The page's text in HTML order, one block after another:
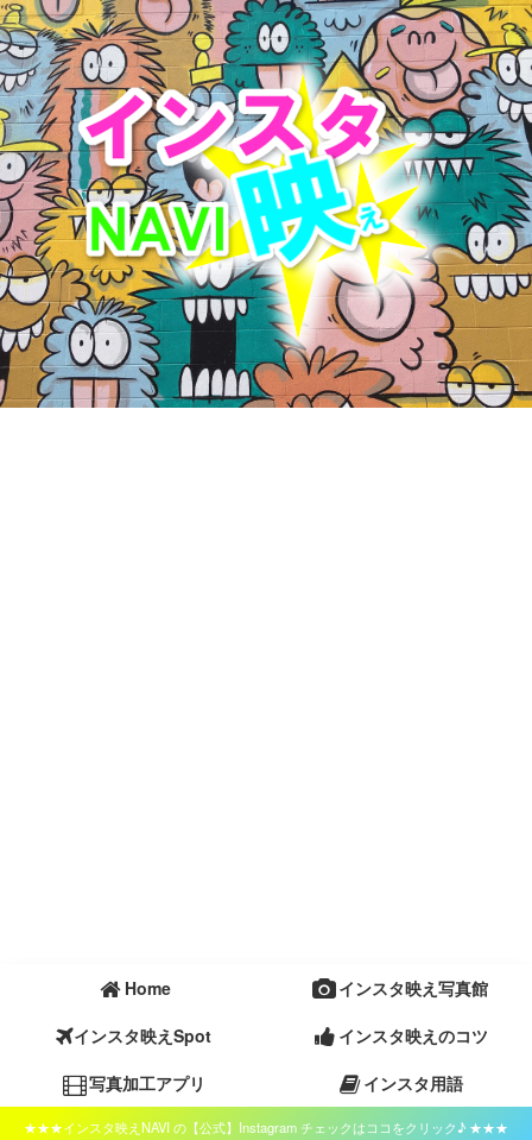
Home
インスタ映え写真館
インスタ映えSpot
インスタ映えのコツ
写真加工アプリ
インスタ用語
★★★インスタ映えNAVI の【公式】Instagram チェックはココをクリック♪ ★★★